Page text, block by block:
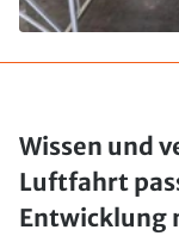
Wissen und
Luftfahrt
Entwicklung